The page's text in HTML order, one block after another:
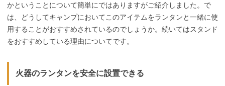
かということについて簡単にではありますがご紹介しました。で
は、どうしてキャンプにおいてこのアイテムをランタンと一緒に使
用することがおすすめされているのでしょうか。続いてはスタンド
をおすすめしている理由についてです。
火器のランタンを安全に設置できる